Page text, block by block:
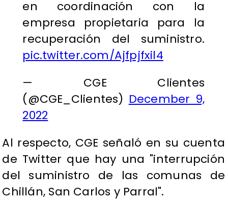
en coordinación con la
empresa propietaria para la
recuperación del suministro.
pic.twitter.com/Ajfpjfxil4
— CGE Clientes
(@CGE_Clientes) December 9,
2022
Al respecto, CGE señaló en su cuenta
de Twitter que hay una "interrupción
del suministro de las comunas de
Chillán, San Carlos y Parral".